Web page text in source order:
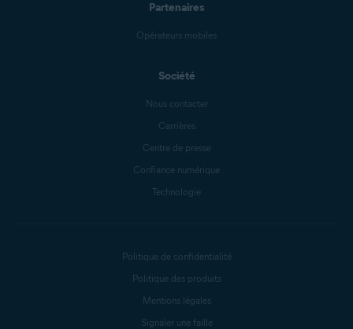
Partenaires
Opérateurs mobiles
Société
Nous contacter
Carrières
Centre de presse
Confiance numérique
Technologie
Politique de confidentialité
Politique des produits
Mentions légales
Signaler une faille